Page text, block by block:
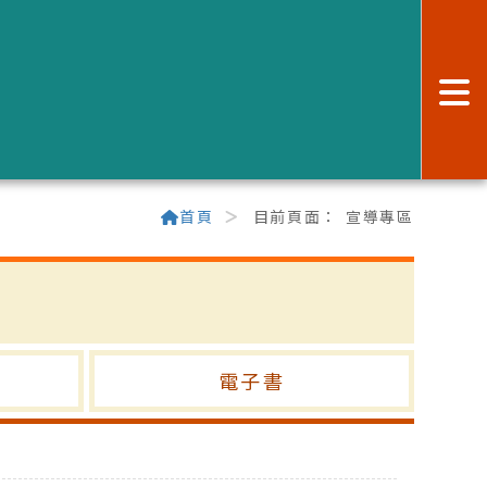
首頁 目前頁面： 宣導專區
電子書